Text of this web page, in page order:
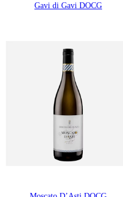
Gavi di Gavi DOCG